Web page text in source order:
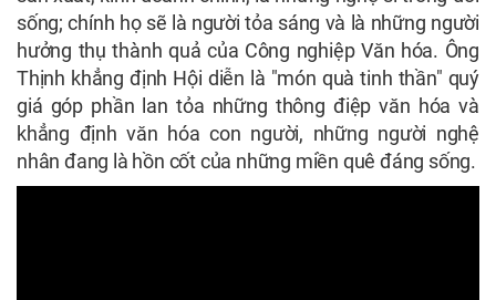
sống; chính họ sẽ là người tỏa sáng và là những người
hưởng thụ thành quả của Công nghiệp Văn hóa. Ông
Thịnh khẳng định Hội diễn là "món quà tinh thần" quý
giá góp phần lan tỏa những thông điệp văn hóa và
khẳng định văn hóa con người, những người nghệ
nhân đang là hồn cốt của những miền quê đáng sống.